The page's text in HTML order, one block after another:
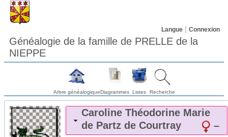
Langue Connexion
Généalogie de la famille de PRELLE de la
NIEPPE
Arbre généalogiqueDiagrammes Listes Recherche
Caroline Théodorine Marie
de Partz de Courtray
–